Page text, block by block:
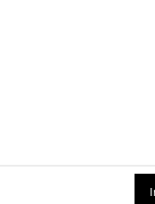
Datenschutz-Einstellungen